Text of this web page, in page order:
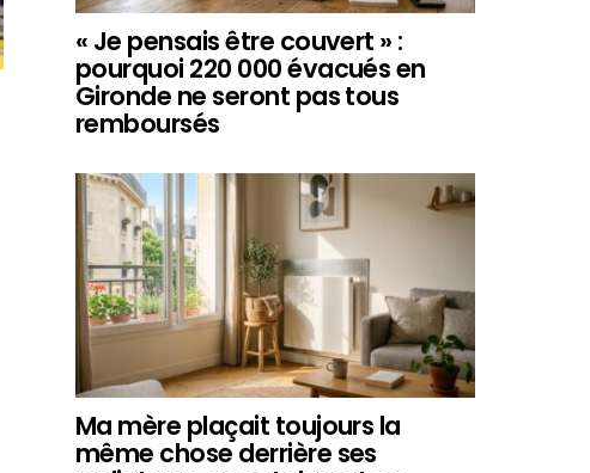
« Je pensais être couvert » :
pourquoi 220 000 évacués en
Gironde ne seront pas tous
remboursés
Ma mère plaçait toujours la
même chose derrière ses